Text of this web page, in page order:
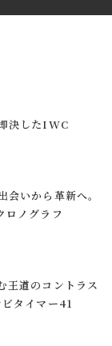
決したIWC
会いから革新へ。
ロノグラフ
王道のコントラス
タイマー41